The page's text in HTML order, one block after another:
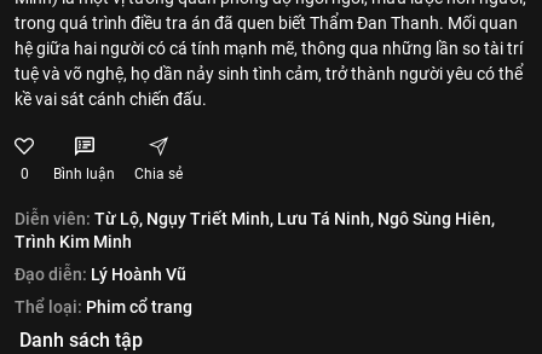
trong quá trình điều tra án đã quen biết Thẩm Đan Thanh. Mối quan
hệ giữa hai người có cá tính mạnh mẽ, thông qua những lần so tài trí
tuệ và võ nghệ, họ dần nảy sinh tình cảm, trở thành người yêu có thể
kề vai sát cánh chiến đấu.
0 Bình luận Chia sẻ
Diễn viên: Từ Lộ, Ngụy Triết Minh, Lưu Tá Ninh, Ngô Sùng Hiên,
Trình Kim Minh
Đạo diễn: Lý Hoành Vũ
Thể loại: Phim cổ trang
Danh sách tập